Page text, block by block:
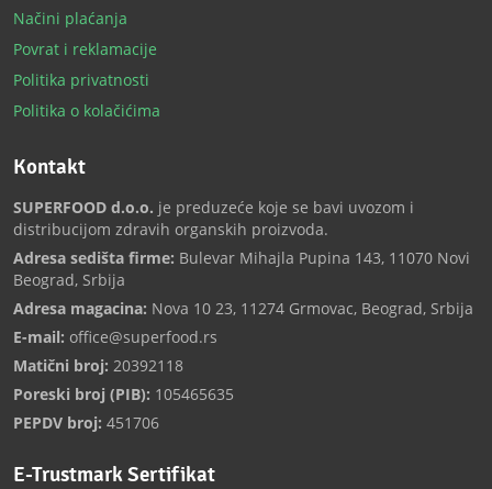
Načini plaćanja
Povrat i reklamacije
Politika privatnosti
Politika o kolačićima
Kontakt
SUPERFOOD d.o.o. je preduzeće koje se bavi uvozom i
distribucijom zdravih organskih proizvoda.
Adresa sedišta firme: Bulevar Mihajla Pupina 143, 11070 Novi
Beograd, Srbija
Adresa magacina: Nova 10 23, 11274 Grmovac, Beograd, Srbija
E-mail: office@superfood.rs
Matični broj: 20392118
Poreski broj (PIB): 105465635
PEPDV broj: 451706
E-Trustmark Sertifikat